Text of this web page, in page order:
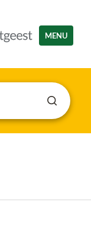
MENU